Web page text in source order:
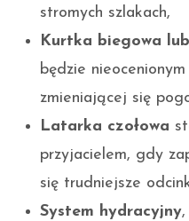
stromych szlakach,
Kurtka biegowa
będzie
zmieniającej się
Latarka czołowa
przyjacielem, gdy
się trudniejsze
System hydracyjny,